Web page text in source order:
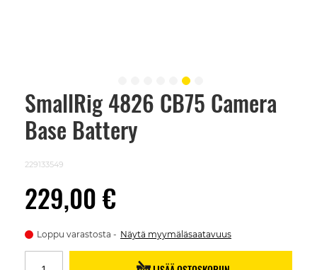
SmallRig 4826 CB75 Camera
Base Battery
229133549
229,00 €
Loppu varastosta Näytä myymäläsaatavuus
Skip
beginning
images